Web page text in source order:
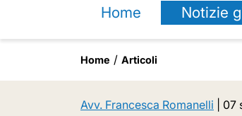
Home Notizie
Home Articoli
Avv. Francesca Romanelli 07